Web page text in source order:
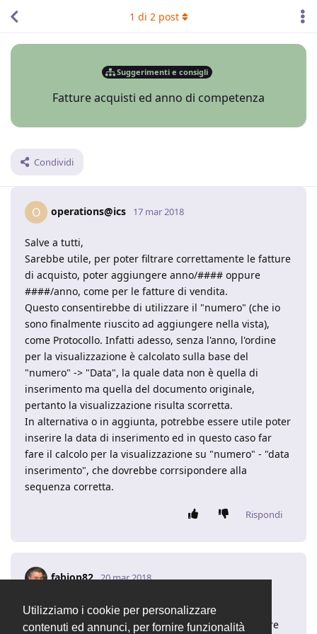
Utilizziamo i cookie per personalizzare
contenuti ed annunci, per fornire funzionalità
Suggerimenti e consigli
Fatture acquisti ed anno di competenza
Condividi
1 di 2post
O operations@ics 17 mar 2018
Salve a tutti,
Sarebbe utile, per poter filtrare correttamente le fatture
di acquisto, poter aggiungere anno/#### oppure
####/anno, come per le fatture di vendita.
Questo consentirebbe di utilizzare il "numero" (che io
sono finalmente riuscito ad aggiungere nella vista),
come Protocollo. Infatti adesso, senza l'anno, l'ordine
per la visualizzazione è calcolato sulla base del
"numero" -> "Data", la quale data non è quella di
inserimento ma quella del documento originale,
pertanto la visualizzazione risulta scorretta.
In alternativa o in aggiunta, potrebbe essere utile poter
inserire la data di inserimento ed in questo caso far
fare il calcolo per la visualizzazione su "numero" - "data
inserimento", che dovrebbe corrsipondere alla
sequenza corretta.
Rispondi
fabiop82 20 mar 2018
ciao operations@ics
grazie per il suggerimento, in effetti potrebbe essere